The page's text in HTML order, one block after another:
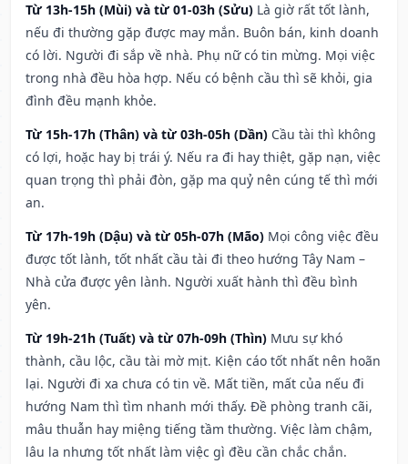
Từ 13h-15h (Mùi) và từ 01-03h (Sửu) Là giờ rất tốt lành,
nếu đi thường gặp được may mắn. Buôn bán, kinh doanh
có lời. Người đi sắp về nhà. Phụ nữ có tin mừng. Mọi việc
trong nhà đều hòa hợp. Nếu có bệnh cầu thì sẽ khỏi, gia
đình đều mạnh khỏe.
Từ 15h-17h (Thân) và từ 03h-05h (Dần) Cầu tài thì không
có lợi, hoặc hay bị trái ý. Nếu ra đi hay thiệt, gặp nạn, việc
quan trọng thì phải đòn, gặp ma quỷ nên cúng tế thì mới
an.
Từ 17h-19h (Dậu) và từ 05h-07h (Mão) Mọi công việc đều
được tốt lành, tốt nhất cầu tài đi theo hướng Tây Nam –
Nhà cửa được yên lành. Người xuất hành thì đều bình
yên.
Từ 19h-21h (Tuất) và từ 07h-09h (Thìn) Mưu sự khó
thành, cầu lộc, cầu tài mờ mịt. Kiện cáo tốt nhất nên hoãn
lại. Người đi xa chưa có tin về. Mất tiền, mất của nếu đi
hướng Nam thì tìm nhanh mới thấy. Đề phòng tranh cãi,
mâu thuẫn hay miệng tiếng tầm thường. Việc làm chậm,
lâu la nhưng tốt nhất làm việc gì đều cần chắc chắn.